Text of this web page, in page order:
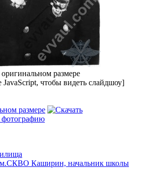
чтобы видеть слайдшоу]